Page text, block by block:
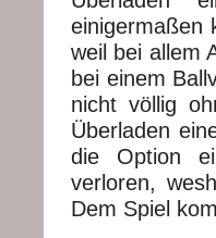
einigermaßen
weil bei allem
bei einem
nicht völlig
Überladen
die Option
verloren,
Dem Spiel